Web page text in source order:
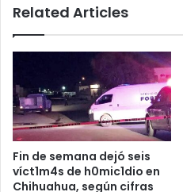
casa
Related Articles
Fin de semana dejó seis
víct1m4s de h0mic1dio en
Chihuahua, según cifras